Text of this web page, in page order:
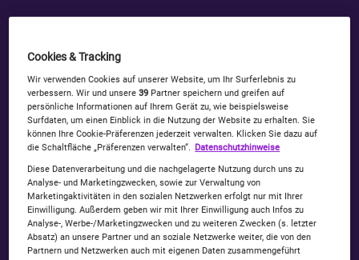
Simon in Action – Mein neuester TV-Spot
In diesem Video ist der aktuelle
Cookies & Tracking
Wir verwenden Cookies auf unserer Website, um Ihr Surferlebnis zu
verbessern. Wir und unsere39 Partner speichern und greifen auf
persönliche Informationen auf Ihrem Gerät zu, wie beispielsweise
Surfdaten, um einen Einblick in die Nutzung der Website zu erhalten. Sie
können Ihre Cookie-Präferenzen jederzeit verwalten. Klicken Sie dazu auf
die Schaltfläche „Präferenzen verwalten“. Datenschutzhinweise
Diese Datenverarbeitung und die nachgelagerte Nutzung durch uns zu
Analyse- und Marketingzwecken, sowie zur Verwaltung von
Marketingaktivitäten in den sozialen Netzwerken erfolgt nur mit Ihrer
Einwilligung. Außerdem geben wir mit Ihrer Einwilligung auch Infos zu
Analyse-, Werbe-/Marketingzwecken und zu weiteren Zwecken (s. letzter
Absatz) an unsere Partner und an soziale Netzwerke weiter, die von den
Partnern und Netzwerken auch mit eigenen Daten zusammengeführt